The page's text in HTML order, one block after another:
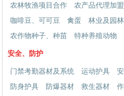
农林牧渔项目合作
农产品代理加盟
咖啡豆、可可豆
禽蛋 林业及园
农作物种子、种苗
特种养殖动物
安全、防护
门禁考勤器材及系统 运动护具
防身护具
防爆器材 救生器材